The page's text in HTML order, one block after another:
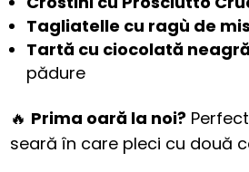
Tagliatelle cu ragù de
Tartă cu ciocolată
pădure
🔥 Prima oară la noi?
seară în care pleci cu două